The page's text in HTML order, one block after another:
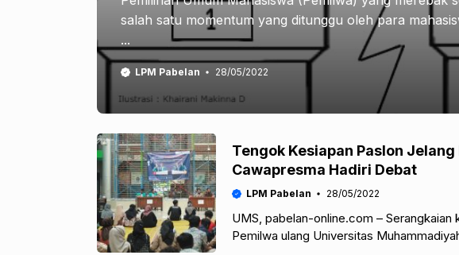
salah satu momentum yang ditunggu oleh para
...
LPM Pabelan 28/05/2022
Tengok Kesiapan Paslon
Cawapresma Hadiri Debat
LPM Pabelan 28/05/2022
UMS, pabelan-online.com – Serangkaian
Pemilwa ulang Universitas